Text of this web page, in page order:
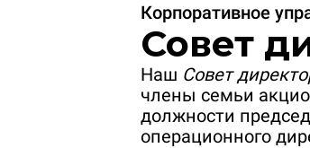
Корпоративное
Совет
Наш Совет
члены семьи
должности
операционного